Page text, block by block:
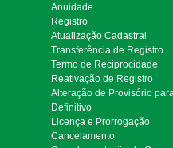
Anuidade
Registro
Atualização Cadastral
Transferência de Registro
Termo de Reciprocidade
Reativação de Registro
Alteração de Provisório para
Definitivo
Licença e Prorrogação
Cancelamento